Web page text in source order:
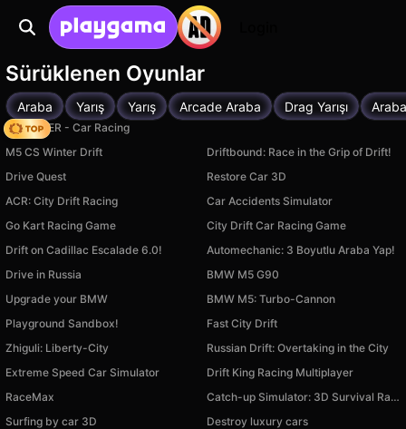
Sürüklenen Oyunlar
Araba Yarış Yarış Arcade Araba Drag Yarışı Araba
MR RACER - Car Racing
M5 CS Winter Drift
Driftbound: Race in the Grip of Drift!
Drive Quest
Restore Car 3D
ACR: City Drift Racing
Car Accidents Simulator
Go Kart Racing Game
City Drift Car Racing Game
Drift on Cadillac Escalade 6.0!
Automechanic: 3 Boyutlu Araba Yap!
Drive in Russia
BMW M5 G90
Upgrade your BMW
BMW M5: Turbo-Cannon
Playground Sandbox!
Fast City Drift
Zhiguli: Liberty-City
Russian Drift: Overtaking in the City
Extreme Speed Car Simulator
Drift King Racing Multiplayer
RaceMax
Catch-up Simulator: 3D Survival Racing
Surfing by car 3D
Destroy luxury cars